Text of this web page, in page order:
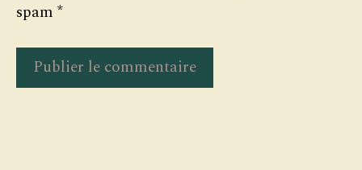
spam *